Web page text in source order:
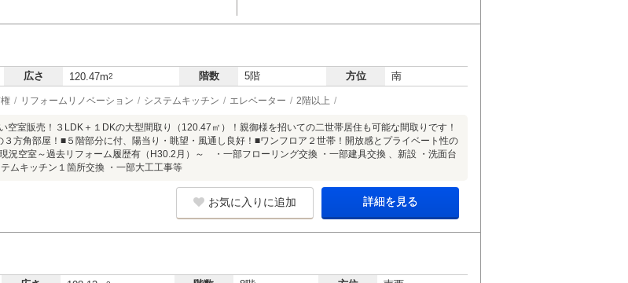
広さ 120.47m2 階数 5階 方位 南
リフォームリノベーション システムキッチン エレベーター 2階以上
空室販売！３LDK＋１DKの大型間取り（120.47㎡）！親御様を招いての二世帯居住も可能な間取りです！
３方角部屋！■５階部分に付、陽当り・眺望・風通し良好！■ワンフロア２世帯！開放感とプライベート性の
況空室～過去リフォーム履歴有（H30.2月）～ ・一部フローリング交換 ・一部建具交換 、新設 ・洗面台
ムキッチン１箇所交換 ・一部大工工事等
お気に入りに追加 詳細を見る